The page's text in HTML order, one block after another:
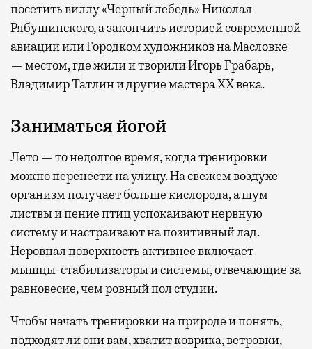
посетить виллу «Черный лебедь» Николая
Рябушинского, а закончить историей современной
авиации или Городком художников на Масловке
— местом, где жили и творили Игорь Грабарь,
Владимир Татлин и другие мастера XX века.
Заниматься йогой
Лето — то недолгое время, когда тренировки
можно перенести на улицу. На свежем воздухе
организм получает больше кислорода, а шум
листвы и пение птиц успокаивают нервную
систему и настраивают на позитивный лад.
Неровная поверхность активнее включает
мышцы-стабилизаторы и системы, отвечающие за
равновесие, чем ровный пол студии.
Чтобы начать тренировки на природе и понять,
подходят ли они вам, хватит коврика, ветровки,